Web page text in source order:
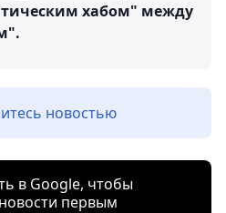
хабом" между
новостью
в Google, чтобы
первым